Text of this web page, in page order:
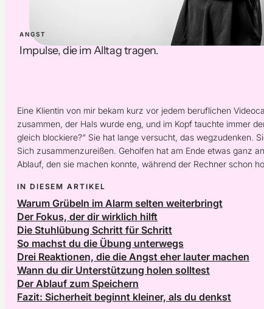
ANGST
Impulse, die im Alltag tragen.
Eine Klientin von mir bekam kurz vor jedem beruflichen
zusammen, der Hals wurde eng, und im Kopf tauchte immer
gleich blockiere?“ Sie hat lange versucht, das wegzudenken.
Sich zusammenzureißen. Geholfen hat am Ende etwas ganz
Ablauf, den sie machen konnte, während der Rechner schon
IN DIESEM ARTIKEL
Warum Grübeln im Alarm selten weiterbringt
Der Fokus, der dir wirklich hilft
Die Stuhlübung Schritt für Schritt
So machst du die Übung unterwegs
Drei Reaktionen, die die Angst eher lauter machen
Wann du dir Unterstützung holen solltest
Der Ablauf zum Speichern
Fazit: Sicherheit beginnt kleiner, als du denkst